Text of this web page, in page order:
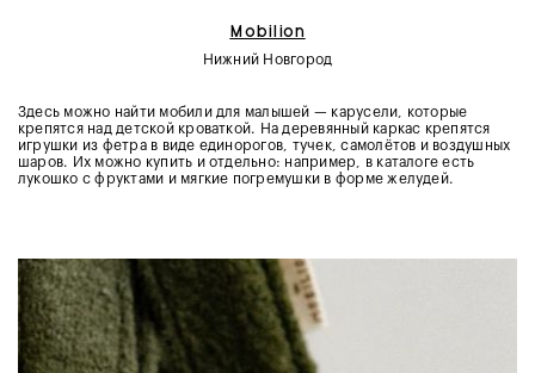
Mobilion
Нижний Новгород
Здесь можно найти мобили для малышей — карусели, которые
крепятся над детской кроваткой. На деревянный каркас крепятся
игрушки из фетра в виде единорогов, тучек, самолётов и воздушных
шаров. Их можно купить и отдельно: например, в каталоге есть
лукошко с фруктами и мягкие погремушки в форме желудей.